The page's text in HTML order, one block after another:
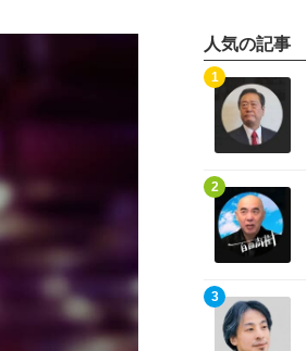
人気の記事
1
2
3
記事を読む